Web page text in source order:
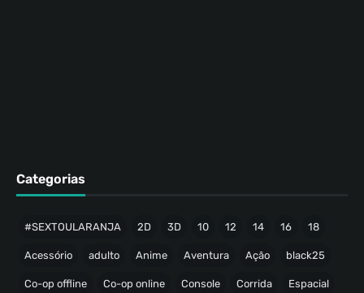
Categorias
#SEXTOULARANJA 2D 3D 10 12 14 16 18
Acessório adulto Anime Aventura Ação black25
Co-op offline Co-op online Console Corrida Espacial